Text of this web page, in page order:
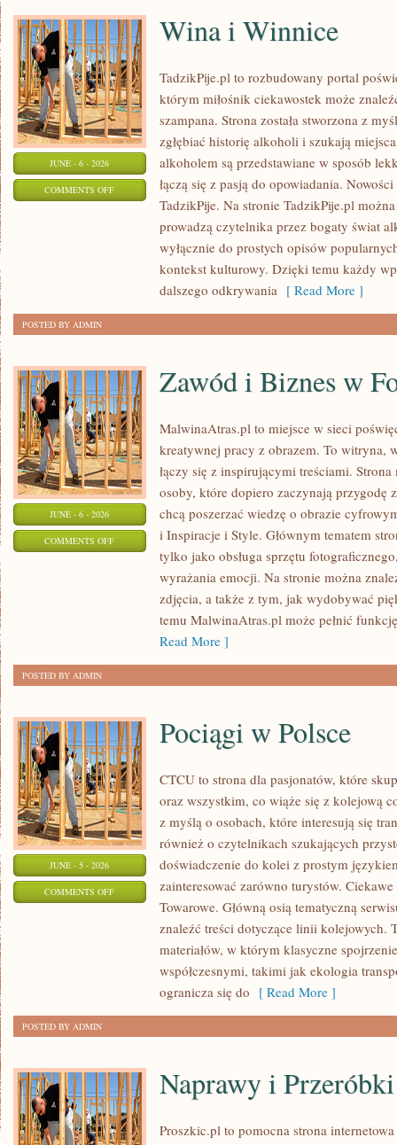
JUNE - 6 - 2026
COMMENTS OFFON
Wina i Winnice
TadzikPije.pl to rozbudowany portal
którym miłośnik ciekawostek może
szampana. Strona została stworzona z
zgłębiać historię alkoholi i szukają
alkoholem są przedstawiane w sposób
łączą się z pasją do opowiadania.
TadzikPije. Na stronie TadzikPije.pl
prowadzą czytelnika przez bogaty świat
wyłącznie do prostych opisów
kontekst kulturowy. Dzięki temu każdy
dalszego odkrywania [ Read More ]
POSTED BY ADMIN
JUNE - 6 - 2026
COMMENTS OFFON
Zawód i Biznes w
MalwinaAtras.pl to miejsce w sieci
kreatywnej pracy z obrazem. To witryna,
łączy się z inspirującymi treściami.
osoby, które dopiero zaczynają przygodę
chcą poszerzać wiedzę o obrazie
i Inspiracje i Style. Głównym tematem
tylko jako obsługa sprzętu
wyrażania emocji. Na stronie można
zdjęcia, a także z tym, jak wydobywać
temu MalwinaAtras.pl może pełnić
Read More ]
POSTED BY ADMIN
JUNE - 5 - 2026
COMMENTS OFFON
Pociągi w Polsce
CTCU to strona dla pasjonatów, które
oraz wszystkim, co wiąże się z kolejową
z myślą o osobach, które interesują się
również o czytelnikach szukających
doświadczenie do kolei z prostym
zainteresować zarówno turystów.
Towarowe. Główną osią tematyczną
znaleźć treści dotyczące linii kolejowych.
materiałów, w którym klasyczne
współczesnymi, takimi jak ekologia
ogranicza się do [ Read More ]
POSTED BY ADMIN
Naprawy i Przeróbki
Proszkic.pl to pomocna strona